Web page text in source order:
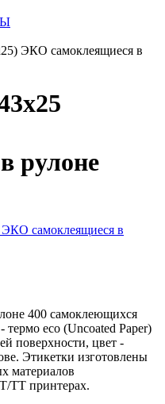
ЭКО самоклеящиеся в
рулоне
400 самоклеющихся
термо eco (Uncoated Paper)
поверхности, цвет -
Этикетки изготовлены
материалов
TT принтерах.